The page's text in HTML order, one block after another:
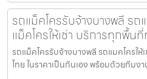
รถแม็คโครรับจ้างบางพลี รถ
แม็คโครให้เช่า บริการทุกพื้น
รถแม็คโครรับจ้างบางพลี รถแมคโครให้
ไทย ในราคาเป็นกันเอง พร้อมด้วยทีม